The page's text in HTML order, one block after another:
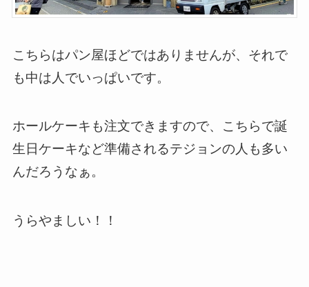
こちらはパン屋ほどではありませんが、それで
も中は人でいっぱいです。
ホールケーキも注文できますので、こちらで誕
生日ケーキなど準備されるテジョンの人も多い
んだろうなぁ。
うらやましい！！